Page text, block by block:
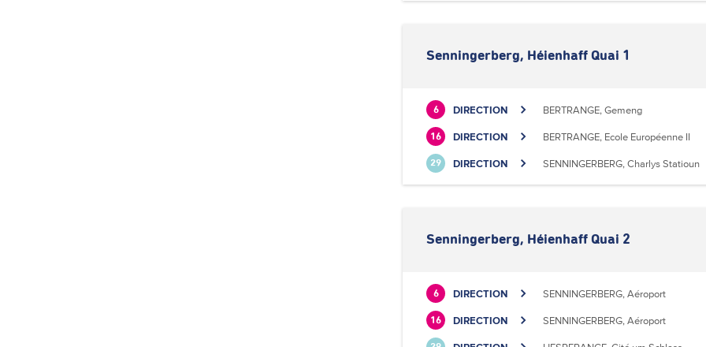
Senningerberg, Héienhaff Quai 1
6 DIRECTION BERTRANGE, Gemeng
16 DIRECTION BERTRANGE, Ecole Européenne II
29 DIRECTION SENNINGERBERG, Charlys Statioun
Senningerberg, Héienhaff Quai 2
6 DIRECTION SENNINGERBERG, Aéroport
16 DIRECTION SENNINGERBERG, Aéroport